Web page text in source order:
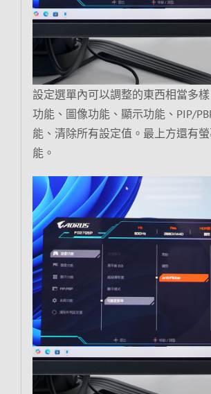
設定選單內可以調整的東西相當多
功能、圖像功能、顯示功能、PIP/
能、清除所有設定值。最上方還有
能。